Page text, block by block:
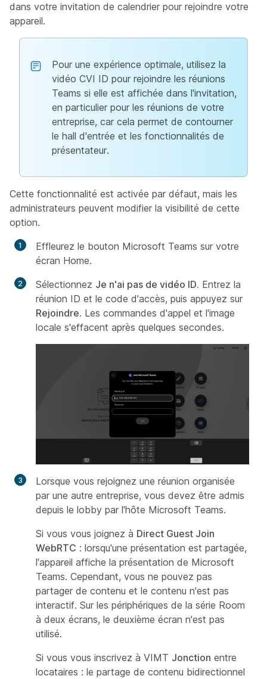
dans votre invitation de calendrier pour rejoindre votre
appareil.
Pour une expérience optimale, utilisez la
vidéo CVI ID pour rejoindre les réunions
Teams si elle est affichée dans l'invitation,
en particulier pour les réunions de votre
entreprise, car cela permet de contourner
le hall d'entrée et les fonctionnalités de
présentateur.
Cette fonctionnalité est activée par défaut, mais les
administrateurs peuvent modifier la visibilité de cette
option.
Effleurez le bouton Microsoft Teams sur votre
écran Home.
Sélectionnez Je n'ai pas de vidéo ID. Entrez la
réunion ID et le code d'accès, puis appuyez sur
Rejoindre. Les commandes d'appel et l'image
locale s'effacent après quelques secondes.
Lorsque vous rejoignez une réunion organisée
par une autre entreprise, vous devez être admis
depuis le lobby par l'hôte Microsoft Teams.
Si vous vous joignez à Direct Guest Join
WebRTC : lorsqu'une présentation est partagée,
l'appareil affiche la présentation de Microsoft
Teams. Cependant, vous ne pouvez pas
partager de contenu et le contenu n'est pas
interactif. Sur les périphériques de la série Room
à deux écrans, le deuxième écran n'est pas
utilisé.
Si vous vous inscrivez à VIMT Jonction entre
locataires : le partage de contenu bidirectionnel